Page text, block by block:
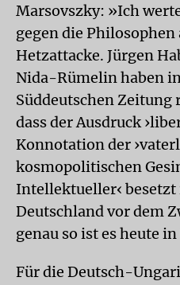
Marsovszky: »Ich
gegen die
Hetzattacke. Jürgen
Nida-Rümelin haben
Süddeutschen
dass der Ausdruck
Konnotation der
kosmopolitischen
Intellektueller‹ besetzt
Deutschland vor dem
genau so ist es heute
Für die Deutsch-